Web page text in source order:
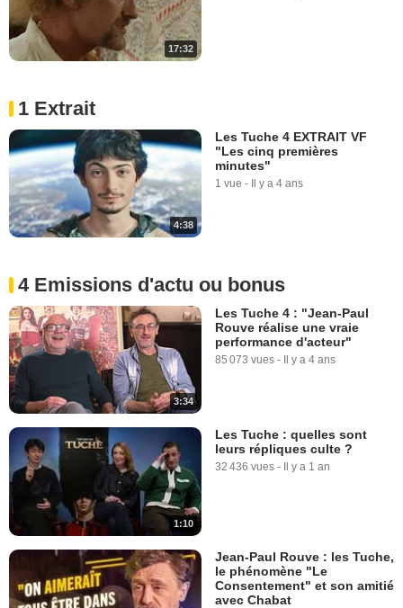
17:32
1 Extrait
4:38
Les Tuche 4 EXTRAIT VF
"Les cinq premières
minutes"
1 vue - Il y a 4 ans
4 Emissions d'actu ou bonus
3:34
Les Tuche 4 : "Jean-Paul
Rouve réalise une vraie
performance d'acteur"
85 073 vues - Il y a 4 ans
1:10
Les Tuche : quelles sont
leurs répliques culte ?
32 436 vues - Il y a 1 an
Jean-Paul Rouve : les Tuche,
le phénomène "Le
Consentement" et son amitié
avec Chabat